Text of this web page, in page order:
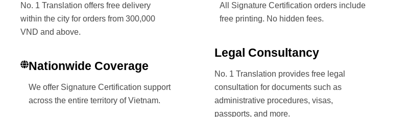
No. 1 Translation offers free delivery
within the city for orders from 300,000
VND and above.
Nationwide Coverage
We offer Signature Certification support
across the entire territory of Vietnam.
All Signature Certification orders include
free printing. No hidden fees.
Legal Consultancy
No. 1 Translation provides free legal
consultation for documents such as
administrative procedures, visas,
passports, and more.